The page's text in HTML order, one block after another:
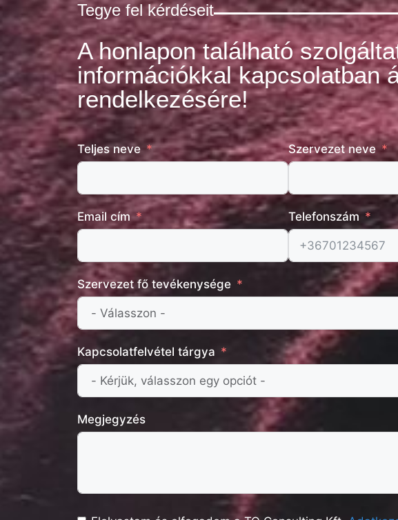
Tegye fel kérdéseit
A honlapon található
információkkal kapcsolatban
rendelkezésére!
Teljes neve Szervezet neve
Email cím Telefonszám
Szervezet fő tevékenysége
Kapcsolatfelvétel tárgya
Megjegyzés